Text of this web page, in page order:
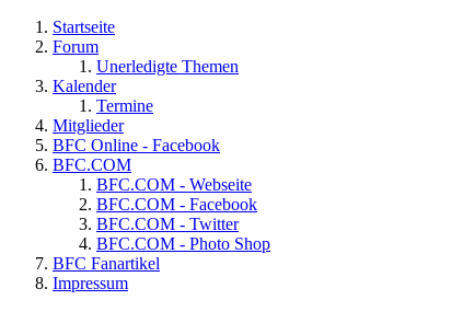
Startseite
Forum
Unerledigte Themen
Kalender
Termine
Mitglieder
BFC Online - Facebook
BFC.COM
BFC.COM - Webseite
BFC.COM - Facebook
BFC.COM - Twitter
BFC.COM - Photo Shop
BFC Fanartikel
Impressum